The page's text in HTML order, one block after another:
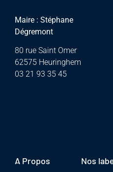
Maire : Stéphane
Dégremont
80 rue Saint Omer
62575 Heuringhem
03 21 93 35 45
A Propos Nos